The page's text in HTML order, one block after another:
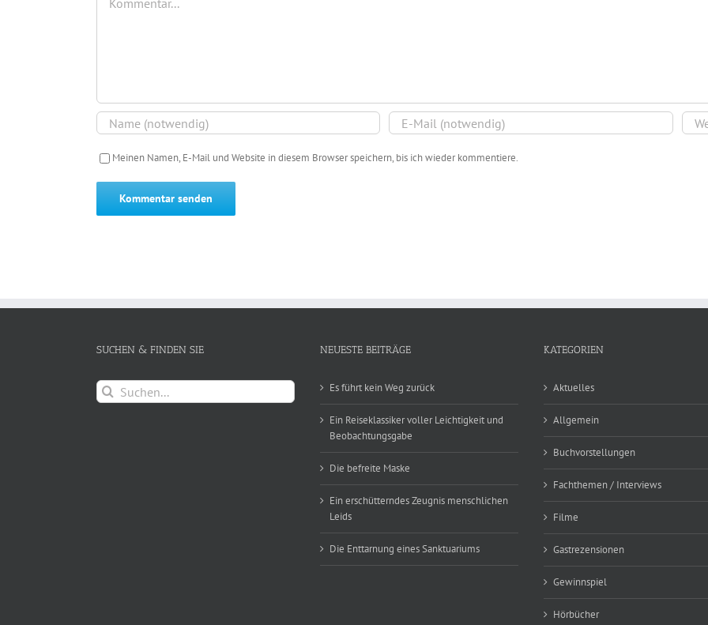
Meinen Namen, E-Mail und Website in diesem Browser speichern, bis ich wieder kommentiere.
SUCHEN & FINDEN SIE
Suche
nach:
NEUESTE BEITRÄGE
Es führt kein Weg zurück
Ein Reiseklassiker voller Leichtigkeit und
Beobachtungsgabe
Die befreite Maske
Ein erschütterndes Zeugnis menschlichen
Leids
Die Enttarnung eines Sanktuariums
KATEGORIEN
Aktuelles
Allgemein
Buchvorstellungen
Fachthemen / Interviews
Filme
Gastrezensionen
Gewinnspiel
Hörbücher